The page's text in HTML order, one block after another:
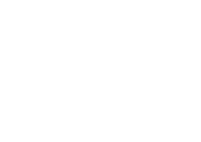
Behandlat